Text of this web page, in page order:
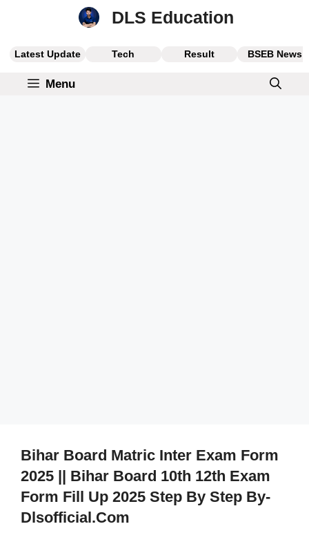
DLS Education
Latest Update Tech Result BSEB News
Menu
Bihar Board Matric Inter Exam Form
2025 || Bihar Board 10th 12th Exam
Form Fill Up 2025 Step By Step By-
Dlsofficial.com